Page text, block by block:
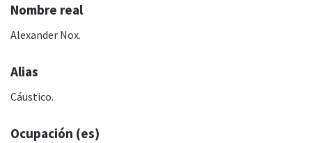
Nombre real
Alexander Nox.
Alias
Cáustico.
Ocupación (es)